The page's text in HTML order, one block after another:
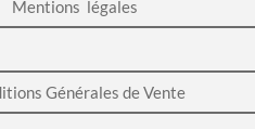
Mentions légales
Générales de Vente